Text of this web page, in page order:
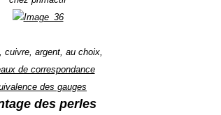
cuivre, argent, au choix,
de correspondance
des gauges
des perles